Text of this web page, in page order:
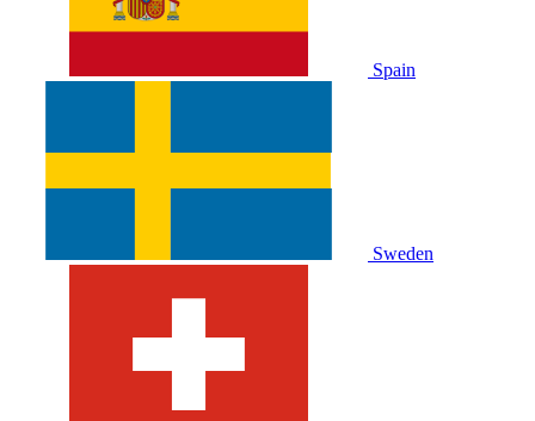
Spain
Sweden